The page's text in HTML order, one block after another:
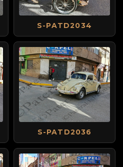
S-PATD2034
S-PATD2036